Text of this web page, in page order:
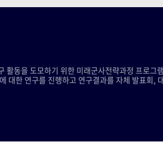
활동을 도모하기 위한 미래군사전략과정 프로
대한 연구를 진행하고 연구결과를 자체 발표회